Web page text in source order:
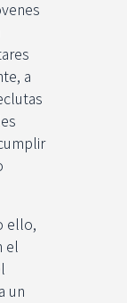
a
ello,
el
un